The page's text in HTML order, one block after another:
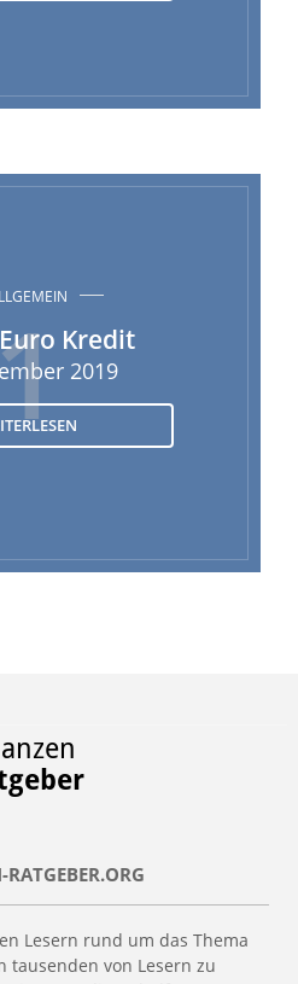
Kredit
2019
Lesern rund um das Thema
tausenden von Lesern zu